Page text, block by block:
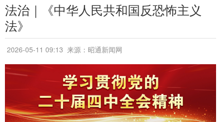
法治｜《中华人民共和国反恐怖主义
法》
2026-05-11 09:13 来源：昭通新闻网